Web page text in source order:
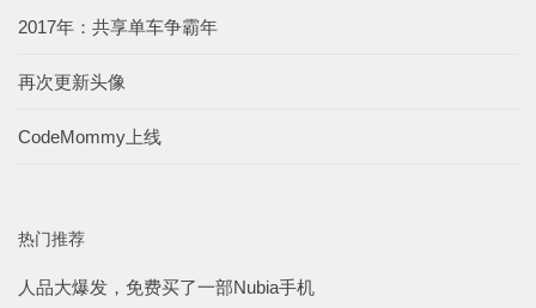
2017年：共享单车争霸年
再次更新头像
CodeMommy上线
热门推荐
人品大爆发，免费买了一部Nubia手机